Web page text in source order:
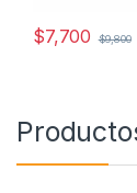
$7,700 $9,800